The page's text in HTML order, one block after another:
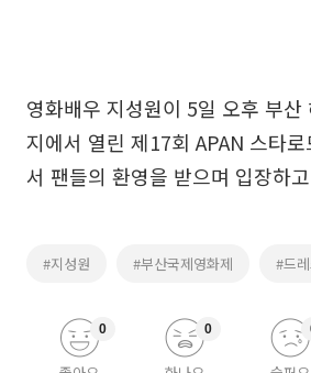
영화배우 지성원이 5일 오후 부산
지에서 열린 제17회 APAN 스타
서 팬들의 환영을 받으며 입장하
#지성원 #부산국제영화제 #드
0 0